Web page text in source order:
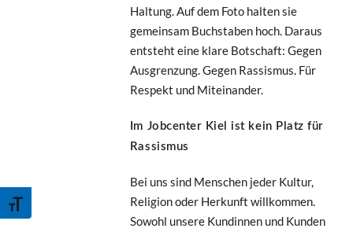
Schrift vergrößern
Haltung. Auf dem Foto halten sie
gemeinsam Buchstaben hoch. Daraus
entsteht eine klare Botschaft: Gegen
Ausgrenzung. Gegen Rassismus. Für
Respekt und Miteinander.
Im Jobcenter Kiel ist kein Platz für
Rassismus
Bei uns sind Menschen jeder Kultur,
Religion oder Herkunft willkommen.
Sowohl unsere Kundinnen und Kunden